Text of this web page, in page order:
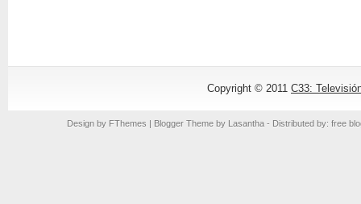
Copyright © 2011 C33:
Design by FThemes | Blogger Theme by Lasantha - Distributed by: free